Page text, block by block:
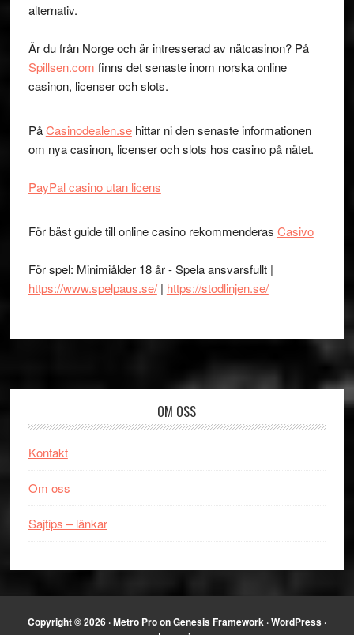
alternativ.
Är du från Norge och är intresserad av nätcasinon? På
Spillsen.com finns det senaste inom norska online
casinon, licenser och slots.
PåCasinodealen.sehittar ni den senaste informationen
om nya casinon, licenser och slots hos casino på nätet.
PayPal casino utan licens
För bäst guide till online casino rekommenderas Casivo
För spel: Minimiålder 18 år - Spela ansvarsfullt |
https://www.spelpaus.se/| https://stodlinjen.se/
OM OSS
Kontakt
Om oss
Sajtips – länkar
Copyright © 2026 ·Metro ProonGenesis Framework ·WordPress ·